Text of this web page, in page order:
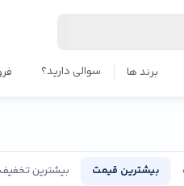
برند ها سوالی دارید؟
بیشترین قیمت بیشترین تخفیف